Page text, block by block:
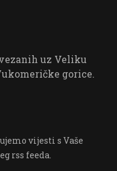
uz Veliku
gorice.
vijesti s Vaše
rss feeda.